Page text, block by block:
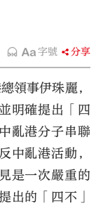
字號 分享
領事伊珠麗，
明確提出「四
亂港分子串聯
中亂港活動，
是一次嚴重的
出的「四不」